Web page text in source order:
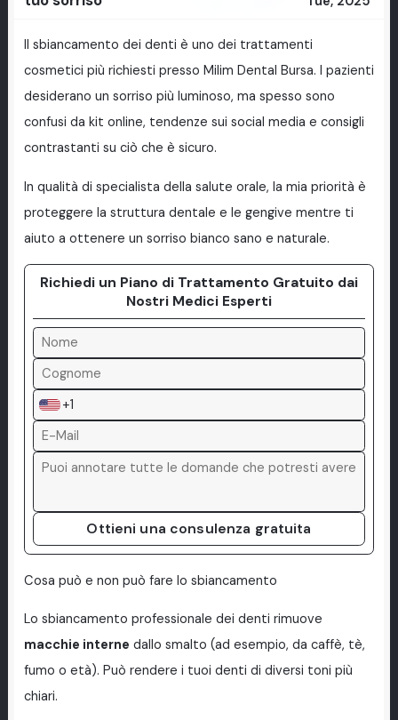
Il sbiancamento dei denti è uno dei trattamenti
cosmetici più richiesti presso Milim Dental Bursa. I pazienti
desiderano un sorriso più luminoso, ma spesso sono
confusi da kit online, tendenze sui social media e consigli
contrastanti su ciò che è sicuro.
In qualità di specialista della salute orale, la mia priorità è
proteggere la struttura dentale e le gengive mentre ti
aiuto a ottenere un sorriso bianco sano e naturale.
Richiedi un Piano di Trattamento Gratuito dai
Nostri Medici Esperti
+1
Ottieni una consulenza gratuita
Cosa può e non può fare lo sbiancamento
Lo sbiancamento professionale dei denti rimuove
macchie interne dallo smalto (ad esempio, da caffè, tè,
fumo o età). Può rendere i tuoi denti di diversi toni più
chiari.